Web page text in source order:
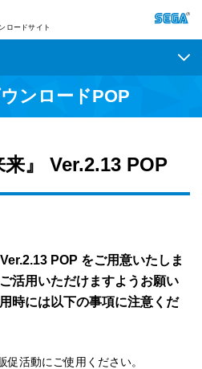
ロードサイト
ンロードPOP
来』 Ver.2.13 POP
POP をご用意いたしま
活用いただけますようお願い
時には以下の事項に注意くだ
促活動にご使用ください。